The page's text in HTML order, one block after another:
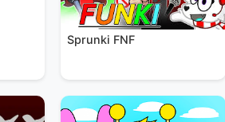
Sprunki FNF